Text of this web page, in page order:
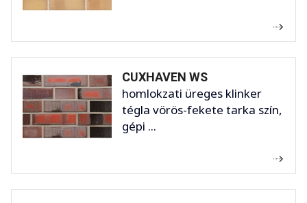
CUXHAVEN WS
homlokzati üreges klinker
tégla vörös-fekete tarka szín,
gépi ...